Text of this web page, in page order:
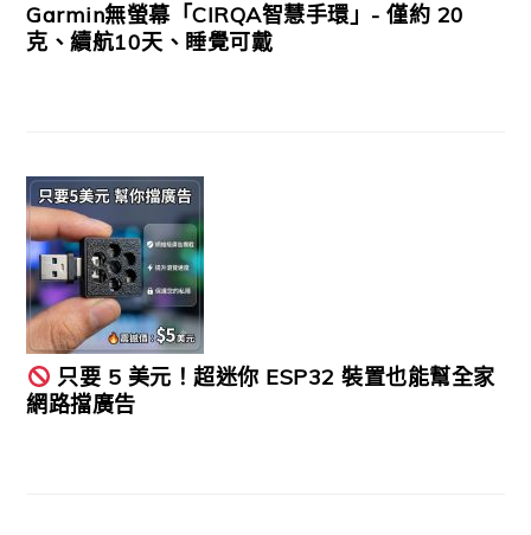
Garmin無螢幕「CIRQA智慧手環」- 僅約 20
克、續航10天、睡覺可戴
只要 5 美元！超迷你 ESP32 裝置也能幫全家
網路擋廣告